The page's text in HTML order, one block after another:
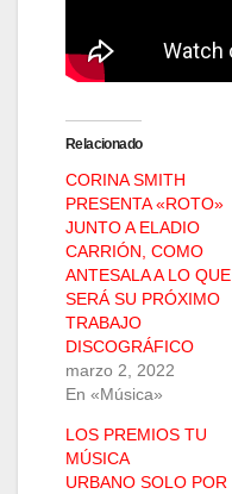
Relacionado
CORINA SMITH
PRESENTA «ROTO»
JUNTO A ELADIO
CARRIÓN, COMO
ANTESALA A LO QUE
SERÁ SU PRÓXIMO
TRABAJO
DISCOGRÁFICO
marzo 2, 2022
En «Música»
LOS PREMIOS TU
MÚSICA
URBANO SOLO POR